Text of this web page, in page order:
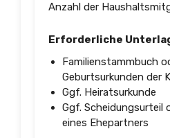
Anzahl der
Erforderliche
Familienstammbuch
Geburtsurkunden der
Ggf. Heiratsurkunde
Ggf. Scheidungsurteil
eines Ehepartners